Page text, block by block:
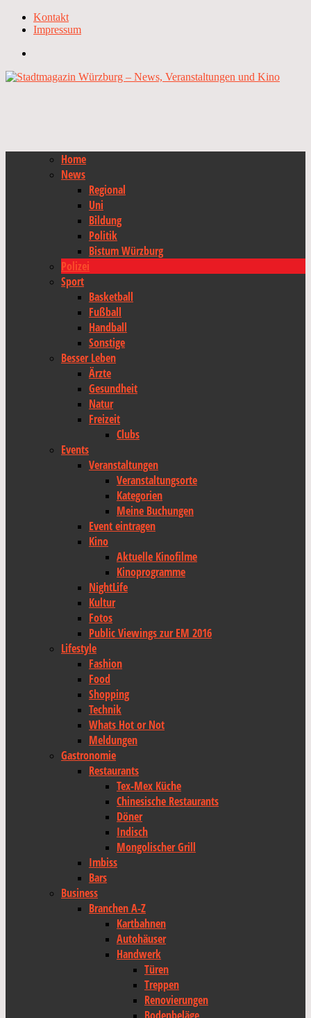
Kontakt
Impressum
Home
News
Regional
Uni
Bildung
Politik
Bistum Würzburg
Polizei
Sport
Basketball
Fußball
Handball
Sonstige
Besser Leben
Ärzte
Gesundheit
Natur
Freizeit
Clubs
Events
Veranstaltungen
Veranstaltungsorte
Kategorien
Meine Buchungen
Event eintragen
Kino
Aktuelle Kinofilme
Kinoprogramme
NightLife
Kultur
Fotos
Public Viewings zur EM 2016
Lifestyle
Fashion
Food
Shopping
Technik
Whats Hot or Not
Meldungen
Gastronomie
Restaurants
Tex-Mex Küche
Chinesische Restaurants
Döner
Indisch
Mongolischer Grill
Imbiss
Bars
Business
Branchen A-Z
Kartbahnen
Autohäuser
Handwerk
Türen
Treppen
Renovierungen